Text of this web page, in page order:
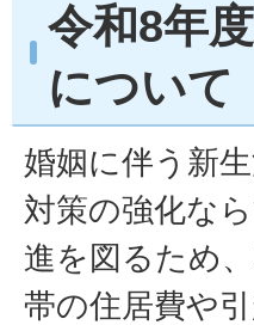
令和8年
について
婚姻に伴う新
対策の強化な
進を図るため
帯の住居費や